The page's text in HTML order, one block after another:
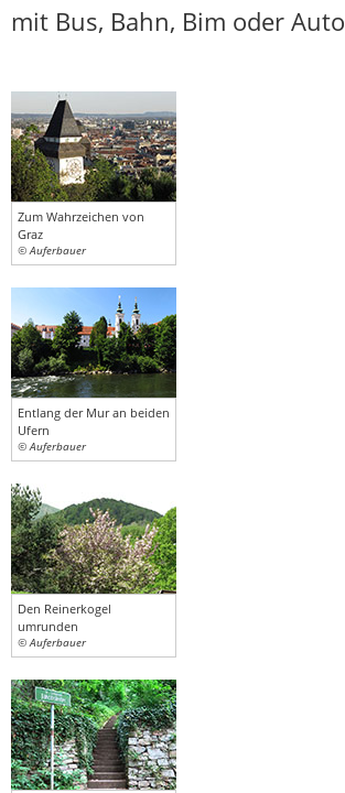
mit Bus, Bahn, Bim oder Auto
Zum Wahrzeichen von
Graz
© Auferbauer
Entlang der Mur an beiden
Ufern
© Auferbauer
Den Reinerkogel
umrunden
© Auferbauer